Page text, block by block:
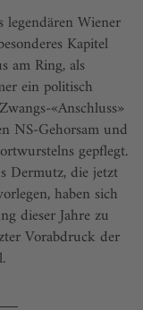
Wiener
Kapitel
am Ring, als
ein politisch
«Anschluss»
NS-Gehorsam und
gepflegt.
Dermutz, die jetzt
haben sich
dieser Jahre zu
Vorabdruck der